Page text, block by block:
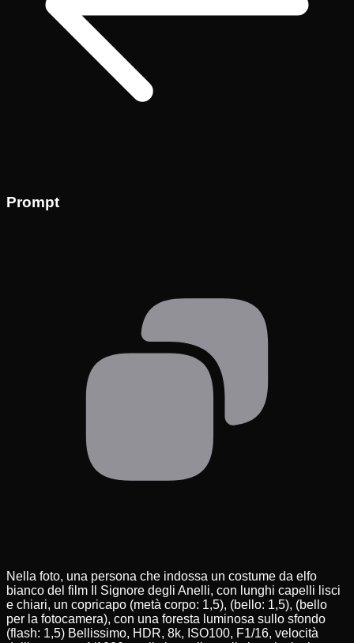
Prompt
Nella foto, una persona che indossa un costume da elfo
bianco del film Il Signore degli Anelli, con lunghi capelli lisci
e chiari, un copricapo (metà corpo: 1,5), (bello: 1,5), (bello
per la fotocamera), con una foresta luminosa sullo sfondo
(flash: 1,5) Bellissimo, HDR, 8k, ISO100, F1/16, velocità